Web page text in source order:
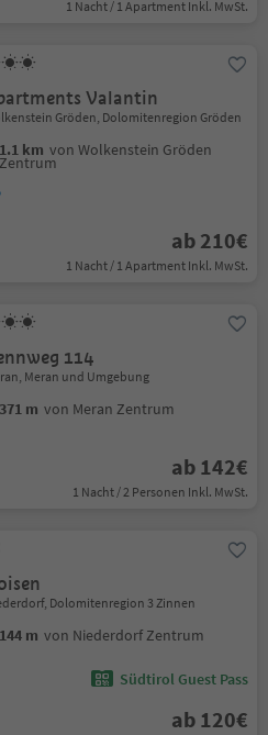
1 Nacht / 1 Apartment Inkl. MwSt.
Valantin
Gröden, Dolomitenregion Gröden
1.1 km von Wolkenstein Gröden
Zentrum
ab 210€
1 Nacht / 1 Apartment Inkl. MwSt.
114
Meran und Umgebung
371 m von Meran Zentrum
ab 142€
1 Nacht / 2 Personen Inkl. MwSt.
Dolomitenregion 3 Zinnen
144 m von Niederdorf Zentrum
Südtirol Guest Pass
ab 120€